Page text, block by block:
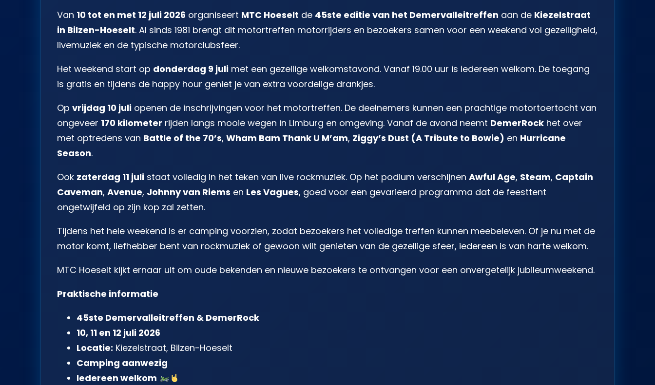
Van 10 tot en met 12 juli 2026 organiseert MTC Hoeselt de 45ste editie van het Demervalleitreffen aan de Kiezelstraat
in Bilzen-Hoeselt. Al sinds 1981 brengt dit motortreffen motorrijders en bezoekers samen voor een weekend vol gezelligheid,
livemuziek en de typische motorclubsfeer.
Het weekend start op donderdag 9 juli met een gezellige welkomstavond. Vanaf 19.00 uur is iedereen welkom. De toegang
is gratis en tijdens de happy hour geniet je van extra voordelige drankjes.
Op vrijdag 10 juli openen de inschrijvingen voor het motortreffen. De deelnemers kunnen een prachtige motortoertocht van
ongeveer 170 kilometer rijden langs mooie wegen in Limburg en omgeving. Vanaf de avond neemt DemerRock het over
met optredens van Battle of the 70’s, Wham Bam Thank U M’am, Ziggy’s Dust (A Tribute to Bowie) en Hurricane
Season.
Ook zaterdag 11 juli staat volledig in het teken van live rockmuziek. Op het podium verschijnen Awful Age, Steam, Captain
Caveman, Avenue, Johnny van Riems en Les Vagues, goed voor een gevarieerd programma dat de feesttent
ongetwijfeld op zijn kop zal zetten.
Tijdens het hele weekend is er camping voorzien, zodat bezoekers het volledige treffen kunnen meebeleven. Of je nu met de
motor komt, liefhebber bent van rockmuziek of gewoon wilt genieten van de gezellige sfeer, iedereen is van harte welkom.
MTC Hoeselt kijkt ernaar uit om oude bekenden en nieuwe bezoekers te ontvangen voor een onvergetelijk jubileumweekend.
Praktische informatie
45ste Demervalleitreffen & DemerRock
10, 11 en 12 juli 2026
Locatie: Kiezelstraat, Bilzen-Hoeselt
Camping aanwezig
Iedereen welkom